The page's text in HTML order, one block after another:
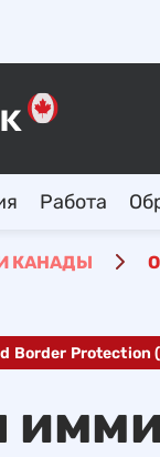
Работа
КАНАДЫ
Border Protection